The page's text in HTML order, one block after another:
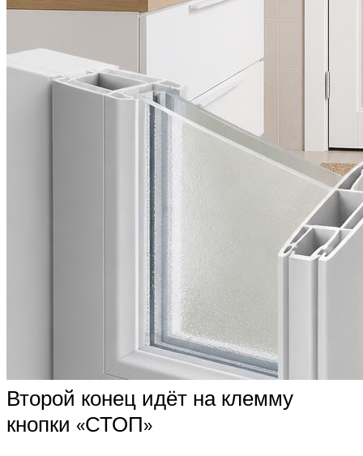
Второй конец идёт на клемму
кнопки «СТОП»